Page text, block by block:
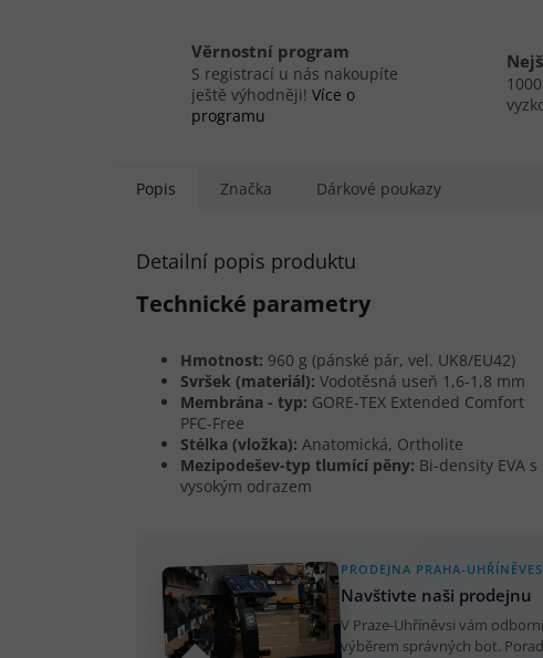
Věrnostní program
S registrací u nás nakoupíte
ještě výhodněji! Více o
programu
Popis Značka Dárkové poukazy
Detailní popis produktu
Technické parametry
Hmotnost: 960 g (pánské pár, vel. UK8/EU42)
Svršek (materiál): Vodotěsná useň 1,6-1,8 mm
Membrána - typ: GORE-TEX Extended Comfort
PFC-Free
Stélka (vložka): Anatomická, Ortholite
Mezipodešev-typ tlumící pěny: Bi-density EVA s
vysokým odrazem
PRODEJNA PRAHA-UHŘÍNĚVES
Navštivte naši prodejnu
V Praze-Uhříněvsi vám
výběrem správných bot.